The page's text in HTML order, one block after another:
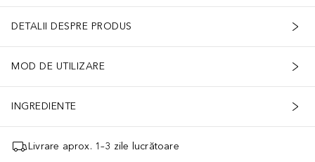
DETALII DESPRE PRODUS
MOD DE UTILIZARE
INGREDIENTE
Livrare aprox. 1–3 zile lucrătoare